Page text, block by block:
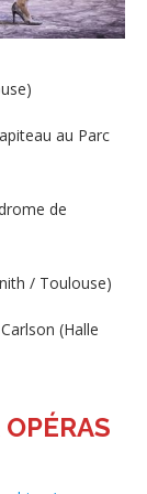
au Parc
de
/ Toulouse)
(Halle